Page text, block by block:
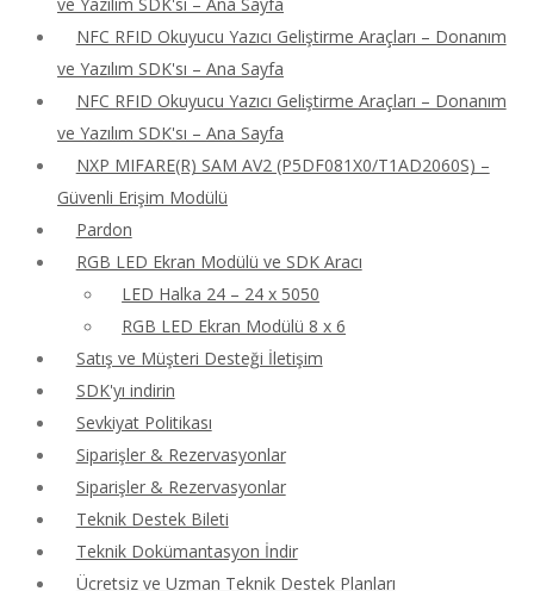
NFC RFID Okuyucu Yazıcı Geliştirme Araçları – Donanım
ve Yazılım SDK'sı – Ana Sayfa
NFC RFID Okuyucu Yazıcı Geliştirme Araçları – Donanım
ve Yazılım SDK'sı – Ana Sayfa
NXP MIFARE(R) SAM AV2 (P5DF081X0/T1AD2060S) –
Güvenli Erişim Modülü
Pardon
RGB LED Ekran Modülü ve SDK Aracı
LED Halka 24 – 24 x 5050
RGB LED Ekran Modülü 8 x 6
Satış ve Müşteri Desteği İletişim
SDK'yı indirin
Sevkiyat Politikası
Siparişler & Rezervasyonlar
Siparişler & Rezervasyonlar
Teknik Destek Bileti
Teknik Dokümantasyon İndir
Ücretsiz ve Uzman Teknik Destek Planları